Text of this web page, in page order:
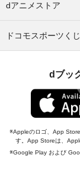
dアニメストア
ドコモスポーツくじ
dブッ
Appleのロゴ、App
す。App Storeは、
Google Play および